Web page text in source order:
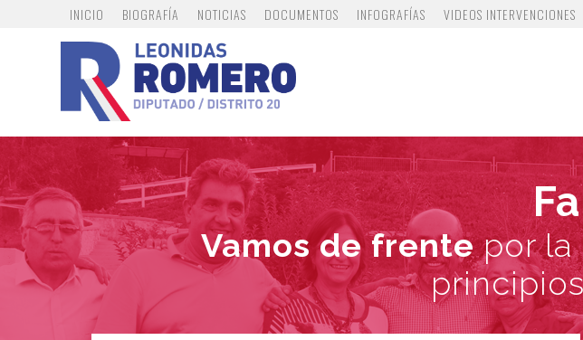
INICIO BIOGRAFÍA NOTICIAS DOCUMENTOS INFOGRAFÍAS VIDEOS INTERVENCIONES
Vamos de frentepor la